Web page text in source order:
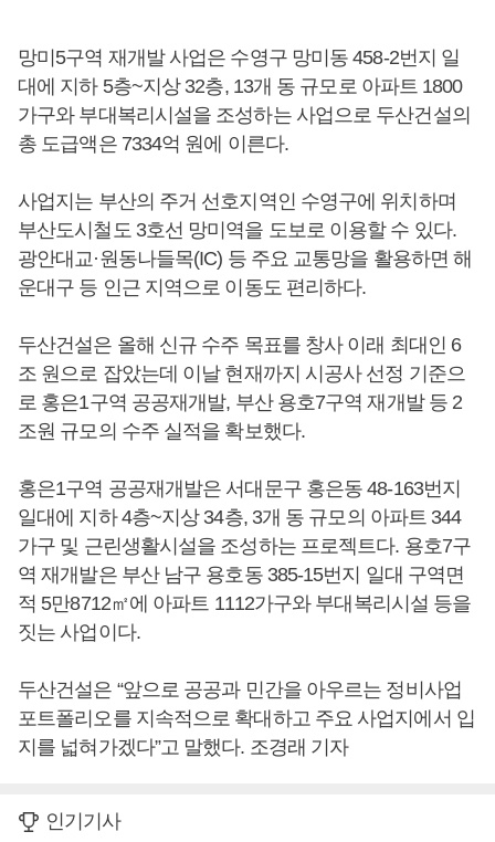
망미5구역 재개발 사업은 수영구 망미동 458-2번지 일
대에 지하 5층~지상 32층, 13개 동 규모로 아파트 1800
가구와 부대복리시설을 조성하는 사업으로 두산건설의
총 도급액은 7334억 원에 이른다.
사업지는 부산의 주거 선호지역인 수영구에 위치하며
부산도시철도 3호선 망미역을 도보로 이용할 수 있다.
광안대교·원동나들목(IC) 등 주요 교통망을 활용하면 해
운대구 등 인근 지역으로 이동도 편리하다.
두산건설은 올해 신규 수주 목표를 창사 이래 최대인 6
조 원으로 잡았는데 이날 현재까지 시공사 선정 기준으
로 홍은1구역 공공재개발, 부산 용호7구역 재개발 등 2
조원 규모의 수주 실적을 확보했다.
홍은1구역 공공재개발은 서대문구 홍은동 48-163번지
일대에 지하 4층~지상 34층, 3개 동 규모의 아파트 344
가구 및 근린생활시설을 조성하는 프로젝트다. 용호7구
역 재개발은 부산 남구 용호동 385-15번지 일대 구역면
적 5만8712㎡에 아파트 1112가구와 부대복리시설 등을
짓는 사업이다.
두산건설은 “앞으로 공공과 민간을 아우르는 정비사업
포트폴리오를 지속적으로 확대하고 주요 사업지에서 입
지를 넓혀가겠다”고 말했다. 조경래 기자
인기기사